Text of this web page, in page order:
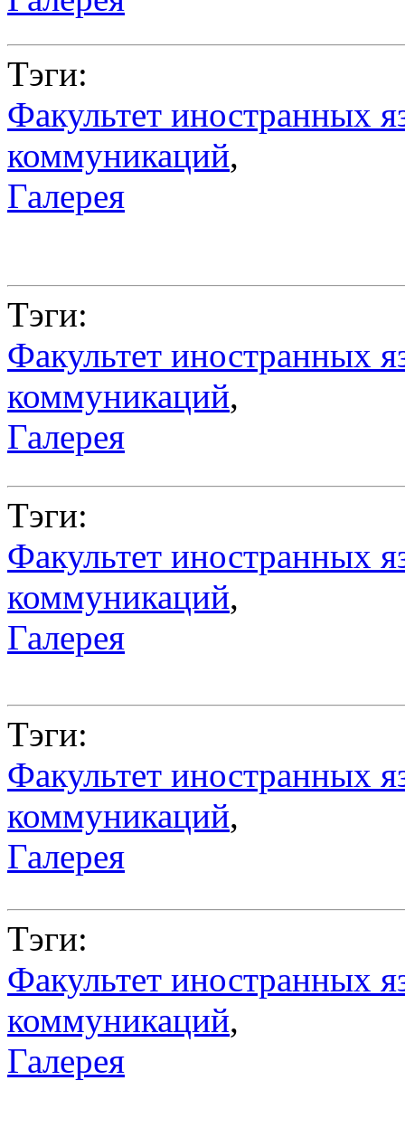
Тэги:
Факультет иностранных
коммуникаций,
Галерея
Тэги:
Факультет иностранных
коммуникаций,
Галерея
Тэги:
Факультет иностранных
коммуникаций,
Галерея
Тэги:
Факультет иностранных
коммуникаций,
Галерея
Тэги:
Факультет иностранных
коммуникаций,
Галерея